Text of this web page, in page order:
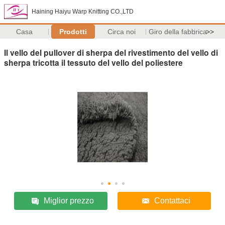
Haining Haiyu Warp Knitting CO.,LTD
Casa Prodotti Circa noi Giro della fabbrica>>
Il vello del pullover di sherpa del rivestimento del vello di
sherpa tricotta il tessuto del vello del poliestere
Miglior prezzo Contattaci